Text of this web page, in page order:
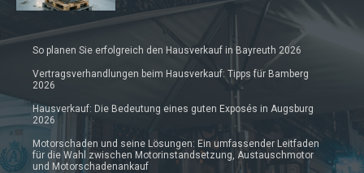
So planen Sie erfolgreich den Hausverkauf in Bayreuth 2026
Vertragsverhandlungen beim Hausverkauf: Tipps für Bamberg
2026
Hausverkauf: Die Bedeutung eines guten Exposés in Augsburg
2026
Motorschaden und seine Lösungen: Ein umfassender Leitfaden
für die Wahl zwischen Motorinstandsetzung, Austauschmotor
und Motorschadenankauf